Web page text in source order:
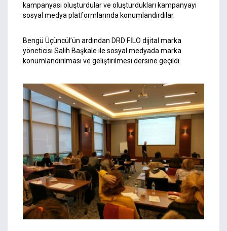
kampanyası oluşturdular ve oluşturdukları kampanyayı
sosyal medya platformlarında konumlandırdılar.
Bengü Üçüncül’ün ardından DRD FİLO dijital marka
yöneticisi Salih Başkale ile sosyal medyada marka
konumlandırılması ve geliştirilmesi dersine geçildi.